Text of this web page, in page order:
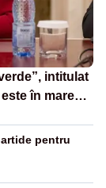
intitulat
în mare
energetică”
pentru